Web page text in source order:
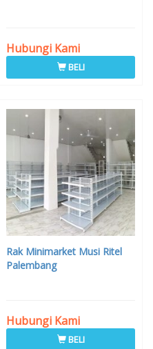
Hubungi Kami
BELI
Rak Minimarket Musi Ritel
Palembang
Hubungi Kami
BELI